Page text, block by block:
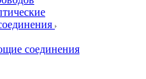
соединения